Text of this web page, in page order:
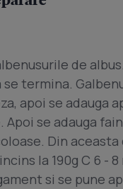
de
se termina.
apoi se adauga
Apoi se adauga
Din
la 190g C 6 -
si se pune